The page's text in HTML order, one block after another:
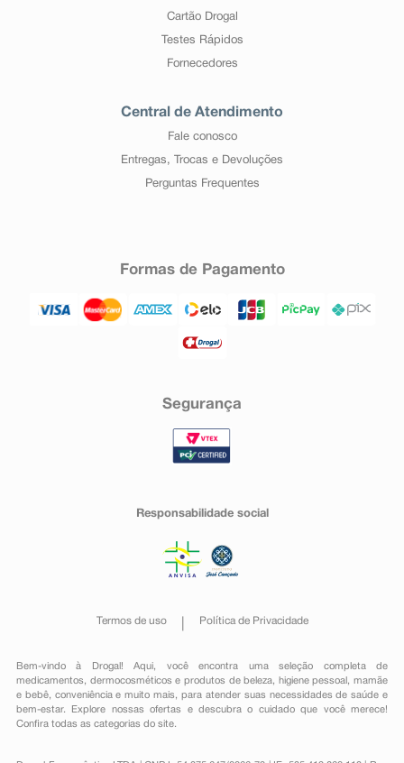
Cartão Drogal
Testes Rápidos
Fornecedores
Central de Atendimento
Fale conosco
Entregas, Trocas e Devoluções
Perguntas Frequentes
Formas de Pagamento
Segurança
Responsabilidade social
Termos de uso Política de Privacidade
Bem-vindo à Drogal! Aqui, você encontra uma seleção completa de
medicamentos , dermocosméticos e produtos de beleza, higiene pessoal ,mamãe
e bebê, conveniênciae muito mais, para atender suas necessidades de saúde e
bem-estar. Explore nossas ofertas e descubra o cuidado que você merece!
Confira todas as categorias do site.